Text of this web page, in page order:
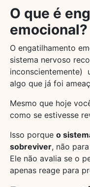
O que é
emocional?
O engatilhamento
sistema nervoso
inconscientemente)
algo que já foi
Mesmo que hoje
como se estivesse
Isso porque o
sobreviver, não
Ele não avalia se o
apenas reage para